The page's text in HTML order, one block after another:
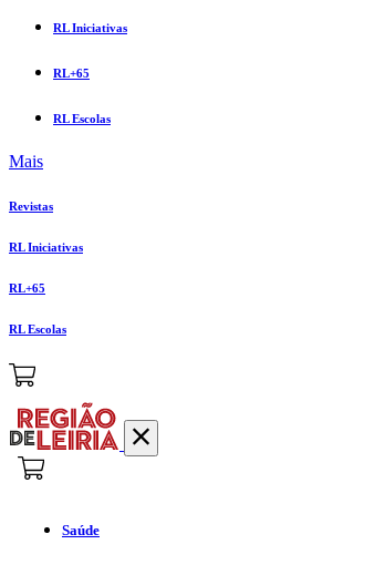
RL Iniciativas
RL+65
RL Escolas
Mais
Revistas
RL Iniciativas
RL+65
RL Escolas
Saúde